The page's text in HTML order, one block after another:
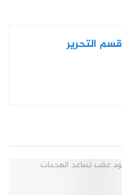
قسم التحرير